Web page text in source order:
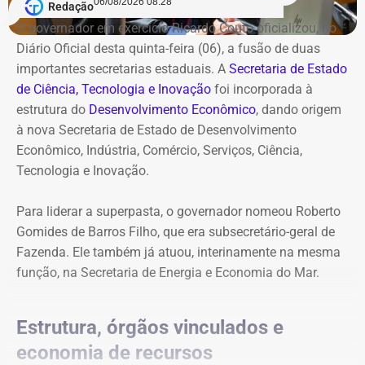
Redação
O governador em exercício Ricardo Couto oficializou, no
Diário Oficial desta quinta-feira (06), a fusão de duas
importantes secretarias estaduais. A Secretaria de Estado
de Ciência, Tecnologia e Inovação foi incorporada à
estrutura do Desenvolvimento Econômico, dando origem
à nova Secretaria de Estado de Desenvolvimento
Econômico, Indústria, Comércio, Serviços, Ciência,
Tecnologia e Inovação.
Para liderar a superpasta, o governador nomeou Roberto
Gomides de Barros Filho, que era subsecretário-geral de
Fazenda. Ele também já atuou, interinamente na mesma
função, na Secretaria de Energia e Economia do Mar.
Estrutura, órgãos vinculados e
economia de recursos